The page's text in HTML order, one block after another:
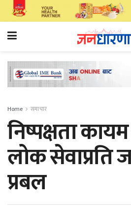
Home समाचार
निष्पक्षता
लोक सेवाप्रति
प्रबल